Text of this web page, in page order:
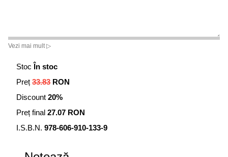
Vezi mai mult ▷
Stoc În stoc
Preț 33.83 RON
Discount 20%
Preț final 27.07 RON
I.S.B.N. 978-606-910-133-9